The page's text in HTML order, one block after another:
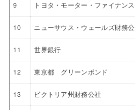
9 トヨタ・モーター・ファイナン
10 ニューサウス・ウェールズ財務
11 世界銀行
12 東京都 グリーンボンド
13 ビクトリア州財務公社